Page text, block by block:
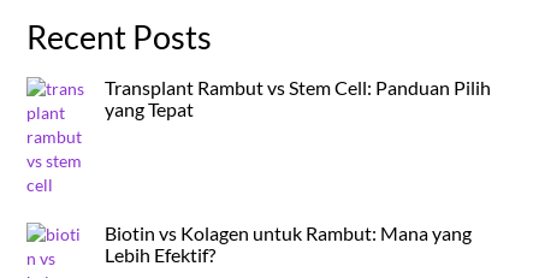
Recent Posts
Transplant Rambut vs Stem Cell: Panduan Pilih
yang Tepat
Biotin vs Kolagen untuk Rambut: Mana yang
Lebih Efektif?